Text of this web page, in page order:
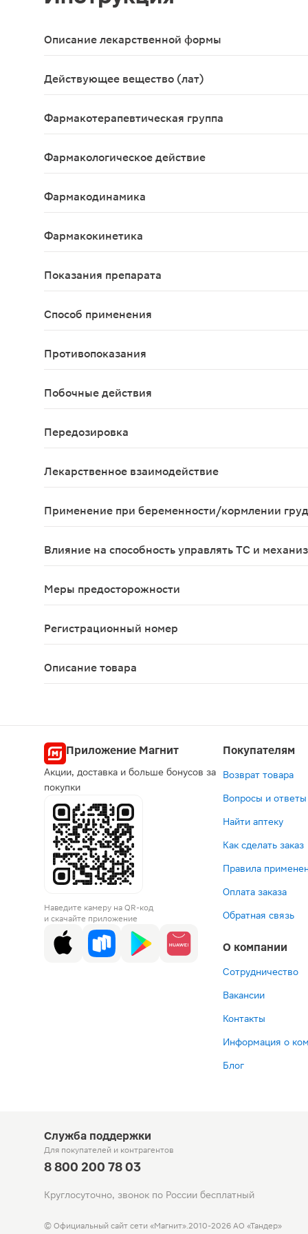
Описание лекарственной формы
Действующее вещество (лат)
Фармакотерапевтическая группа
Фармакологическое действие
Высокоселективный прямой ингибитор
Фармакодинамика
Фармакокинетика
Всасывание и биодоступность Ривароксабан
Показания препарата
профилактика инсульта и системной
Способ применения
Противопоказания
повышенная чувствительность к
Побочные действия
Безопасность Ксарелто® оценивали в
Передозировка
Лекарственное взаимодействие
Применение при беременности/кормлении
Влияние на способность управлять ТС и
Меры предосторожности
Регистрационный номер
Описание товара
Приложение Магнит
Акции, доставка и больше бонусов за
покупки
Наведите камеру на QR-код
и скачайте приложение
Покупателям
Возврат товара
Вопросы и ответы
Найти аптеку
Как сделать заказ
Правила
Оплата заказа
Обратная связь
О компании
Сотрудничество
Вакансии
Контакты
Информация о
Блог
Служба поддержки
Для покупателей и контрагентов
8 800 200 78 03
Круглосуточно, звонок по России бесплатный
© Официальный сайт сети «Магнит».2010-2026 АО «Тандер»